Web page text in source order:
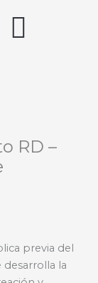
RD –
previa del
la